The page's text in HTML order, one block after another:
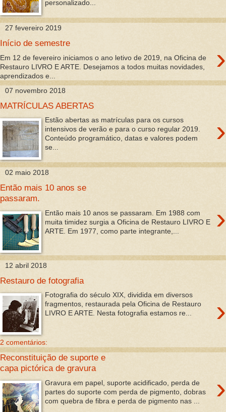
personalizado...
27 fevereiro 2019
Início de semestre ›
Em 12 de fevereiro iniciamos o ano letivo de 2019, na Oficina de
Restauro LIVRO E ARTE. Desejamos a todos muitas novidades,
aprendizados e...
07 novembro 2018
MATRÍCULAS ABERTAS
›
Estão abertas as matrículas para os cursos
intensivos de verão e para o curso regular 2019.
Conteúdo programático, datas e valores podem
se...
02 maio 2018
Então mais 10 anos se
passaram.
›
Então mais 10 anos se passaram. Em 1988 com
muita timidez surgia a Oficina de Restauro LIVRO E
ARTE. Em 1977, como parte integrante,...
12 abril 2018
Restauro de fotografia
›
Fotografia do século XIX, dividida em diversos
fragmentos, restaurada pela Oficina de Restauro
LIVRO E ARTE. Nesta fotografia estamos re...
2 comentários:
Reconstituição de suporte e
capa pictórica de gravura
›
Gravura em papel, suporte acidificado, perda de
partes do suporte com perda de pigmento, dobras
com quebra de fibra e perda de pigmento nas ...